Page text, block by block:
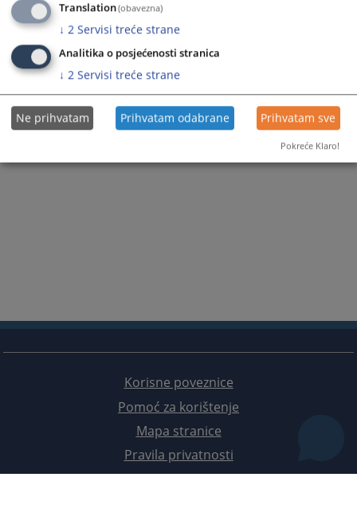
Korisne poveznice
Pomoć za korištenje
Mapa stranice
Pravila privatnosti
Translation(obavezna)
↓ 2 Servisi treće strane
Analitika o posjećenosti stranica
↓ 2 Servisi treće strane
Ne prihvatam Prihvatam odabrane Prihvatam sve
Pokreće Klaro!